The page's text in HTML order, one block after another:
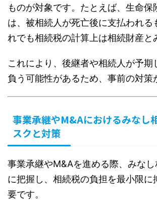
ものが対象です。たとえば、生命保
は、被相続人が死亡後に支払われる
れでも相続税の計算上は相続財産と
これにより、後継者や相続人が予期
負う可能性があるため、事前の対策
事業承継やM&Aにおけるみなし
スクと対策
事業承継やM&Aを進める際、みな
に把握し、相続税の負担を最小限に
要です。